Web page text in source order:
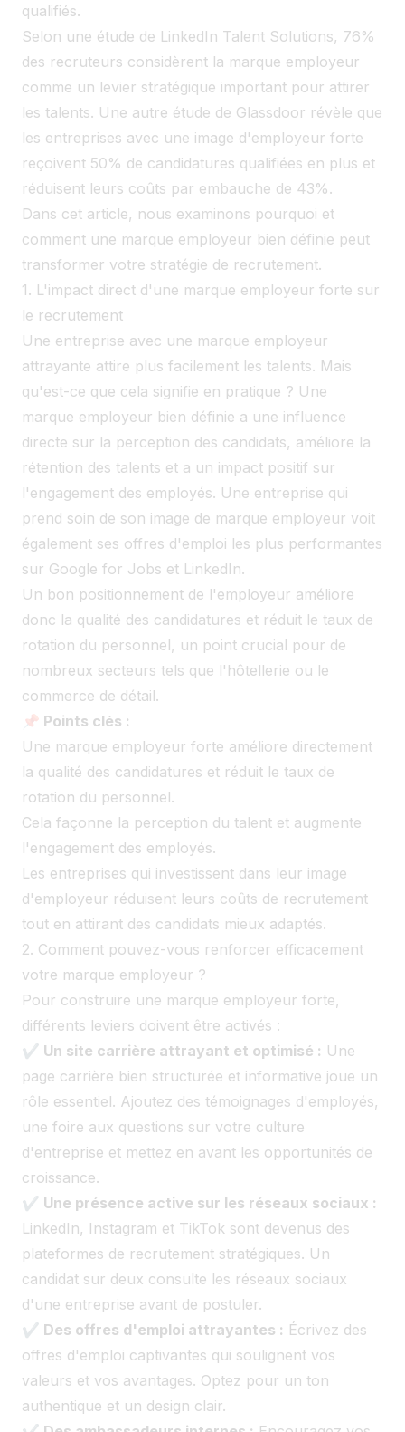
qualifiés.
Selon une étude de LinkedIn Talent Solutions, 76%
des recruteurs considèrent la marque employeur
comme un levier stratégique important pour attirer
les talents. Une autre étude de Glassdoor révèle que
les entreprises avec une image d'employeur forte
reçoivent 50% de candidatures qualifiées en plus et
réduisent leurs coûts par embauche de 43%.
Dans cet article, nous examinons pourquoi et
comment une marque employeur bien définie peut
transformer votre stratégie de recrutement.
1. L'impact direct d'une marque employeur forte sur
le recrutement
Une entreprise avec une marque employeur
attrayante attire plus facilement les talents. Mais
qu'est-ce que cela signifie en pratique ? Une
marque employeur bien définie a une influence
directe sur la perception des candidats, améliore la
rétention des talents et a un impact positif sur
l'engagement des employés. Une entreprise qui
prend soin de son image de marque employeur voit
également ses offres d'emploi les plus performantes
sur Google for Jobs et LinkedIn.
Un bon positionnement de l'employeur améliore
donc la qualité des candidatures et réduit le taux de
rotation du personnel, un point crucial pour de
nombreux secteurs tels que l'hôtellerie ou le
commerce de détail.
📌 Points clés :
Une marque employeur forte améliore directement
la qualité des candidatures et réduit le taux de
rotation du personnel.
Cela façonne la perception du talent et augmente
l'engagement des employés.
Les entreprises qui investissent dans leur image
d'employeur réduisent leurs coûts de recrutement
tout en attirant des candidats mieux adaptés.
2. Comment pouvez-vous renforcer efficacement
votre marque employeur ?
Pour construire une marque employeur forte,
différents leviers doivent être activés :
✔ Un site carrière attrayant et optimisé : Une
page carrière bien structurée et informative joue un
rôle essentiel. Ajoutez des témoignages d'employés,
une foire aux questions sur votre culture
d'entreprise et mettez en avant les opportunités de
croissance.
✔ Une présence active sur les réseaux sociaux :
LinkedIn, Instagram et TikTok sont devenus des
plateformes de recrutement stratégiques. Un
candidat sur deux consulte les réseaux sociaux
d'une entreprise avant de postuler.
✔ Des offres d'emploi attrayantes : Écrivez des
offres d'emploi captivantes qui soulignent vos
valeurs et vos avantages. Optez pour un ton
authentique et un design clair.